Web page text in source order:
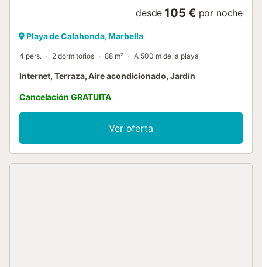
desde 105 € por noche
Playa de Calahonda, Marbella
4 pers. 2 dormitorios 88 m² A 500 m de la playa
Internet, Terraza, Aire acondicionado, Jardín
Cancelación GRATUITA
Ver oferta